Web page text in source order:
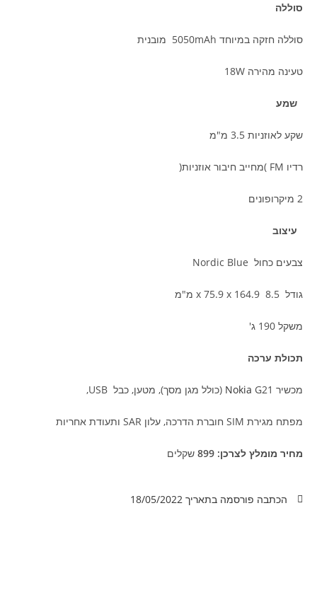
סוללה
סוללה חזקה במיוחד 5050mAh מובנית
טעינה מהירה 18W
שמע
שקע לאוזניות 3.5 מ"מ
רדיו FM )מחייב חיבור אוזניות(
2 מיקרופונים
עיצוב
צבעים כחול Nordic Blue
גודל 8.5 x 75.9 x 164.9 מ"מ
משקל 190 ג'
תכולת ערכה
מכשיר Nokia G21 (כולל מגן מסך), מטען, כבל USB,
מפתח מגירת SIM חוברת הדרכה, עלון SAR ותעודת אחריות
מחיר מומלץ לצרכן: 899 שקלים
הכתבה פורסמה בתאריך 18/05/2022